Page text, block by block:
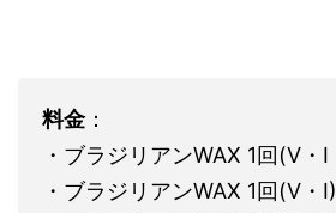
料金：
・ブラジリアンWAX 1回(V・
・ブラジリアンWAX 1回(V・